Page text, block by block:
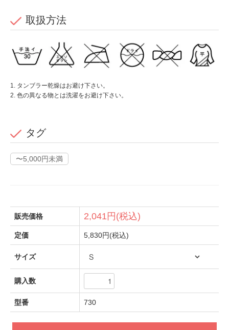
取扱方法
1. タンブラー乾燥はお避け下さい。
2. 色の異なる物とは洗濯をお避け下さい。
タグ
〜5,000円未満
販売価格 2,041円(税込)
定価 5,830円(税込)
サイズ
購入数
型番 730